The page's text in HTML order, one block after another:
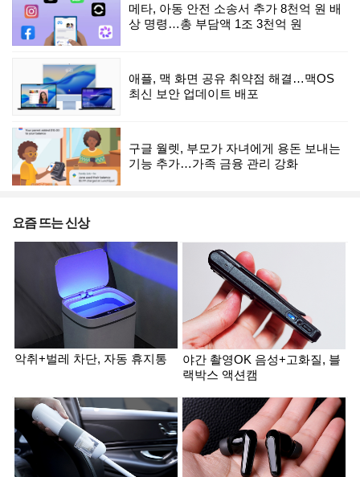
메타, 아동 안전 소송서 추가 8천억 원 배
상 명령…총 부담액 1조 3천억 원
애플, 맥 화면 공유 취약점 해결…맥OS
최신 보안 업데이트 배포
구글 월렛, 부모가 자녀에게 용돈 보내는
기능 추가…가족 금융 관리 강화
요즘 뜨는 신상
악취+벌레 차단, 자동 휴지통
야간 촬영OK 음성+고화질, 블
랙박스 액션캠